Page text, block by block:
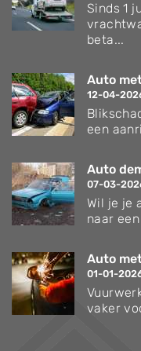
Sinds 1
beta...
Auto
12-04-
een
Auto
07-03-
Wil je je
naar
Auto
01-01-
vaker